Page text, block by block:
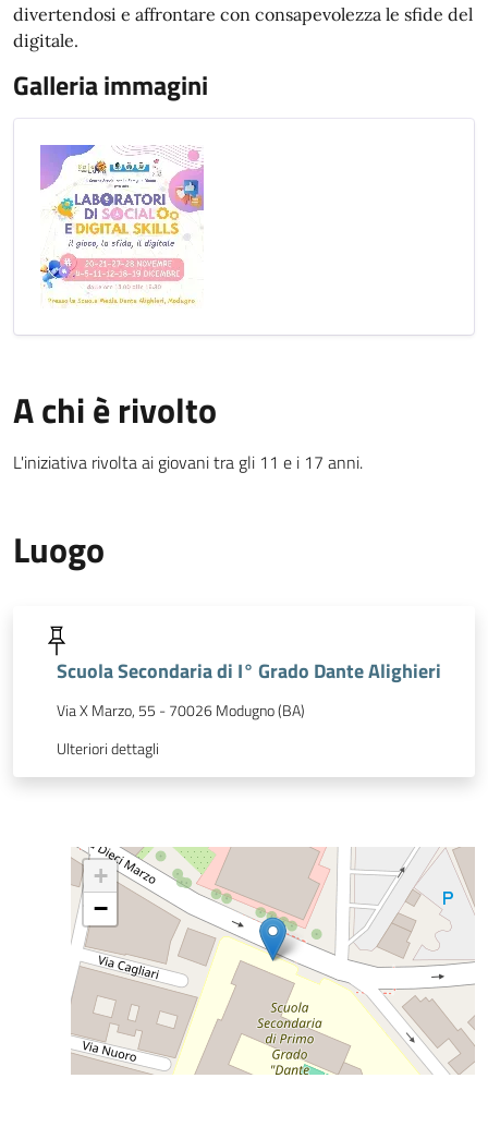
divertendosi e affrontare con consapevolezza le sfide del
digitale.
Galleria immagini
A chi è rivolto
L'iniziativa rivolta ai giovani tra gli 11 e i 17 anni.
Luogo
Scuola Secondaria di I° Grado Dante Alighieri
Via X Marzo, 55 - 70026 Modugno (BA)
Ulteriori dettagli
+
−